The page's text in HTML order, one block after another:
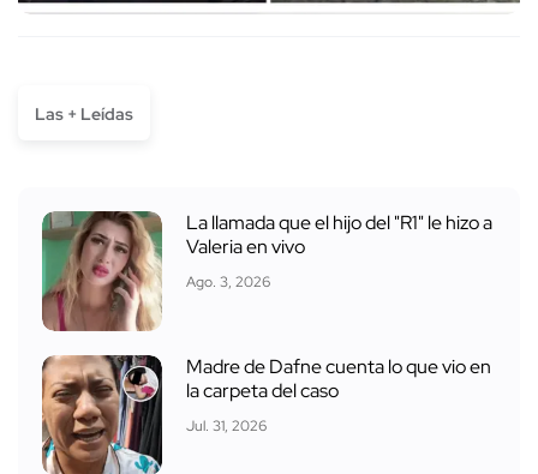
Las + Leídas
La llamada que el hijo del "R1" le hizo a
Valeria en vivo
Ago. 3, 2026
Madre de Dafne cuenta lo que vio en
la carpeta del caso
Jul. 31, 2026